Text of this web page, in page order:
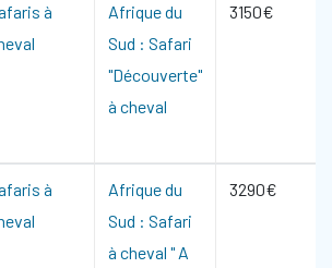
à
Afrique du
Sud : Safari
"Découverte"
à cheval
3150€
à
Afrique du
Sud : Safari
à cheval " A
3290€